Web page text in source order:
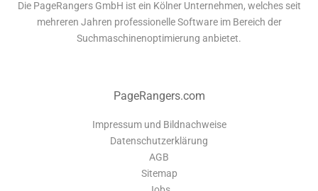
Die PageRangers GmbH ist ein Kölner Unternehmen, welches seit
mehreren Jahren professionelle Software im Bereich der
Suchmaschinenoptimierung anbietet.
PageRangers.com
Impressum und Bildnachweise
Datenschutzerklärung
AGB
Sitemap